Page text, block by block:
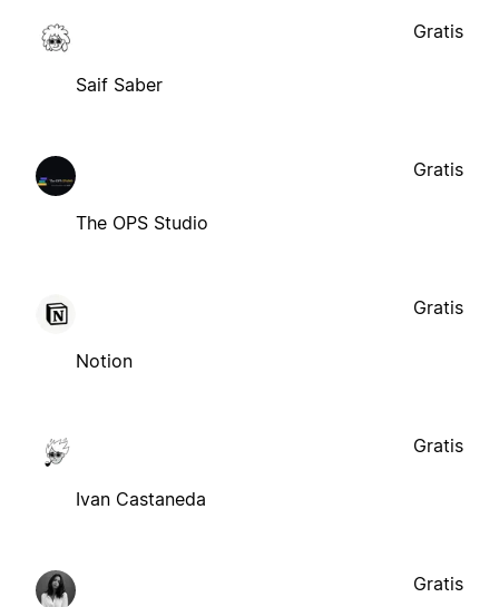
Saif Saber
Gratis
The OPS Studio
Gratis
Notion
Gratis
Ivan Castaneda
Gratis
Gratis